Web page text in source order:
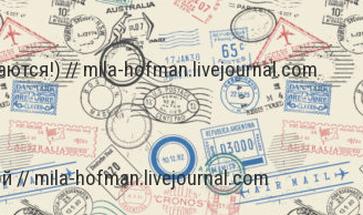
// mila-hofman.livejournal.com
// mila-hofman.livejournal.com